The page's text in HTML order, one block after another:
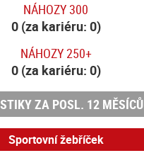
NÁHOZY 300
0 (za kariéru: 0)
NÁHOZY 250+
0 (za kariéru: 0)
ZA POSL. 12 MĚSÍCŮ
Sportovní žebříček